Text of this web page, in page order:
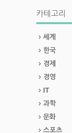
카테고리
세계
한국
경제
경영
IT
과학
문화
스포츠